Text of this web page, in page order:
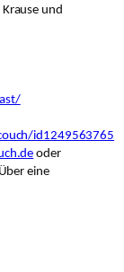
und
id1249563765
oder
eine